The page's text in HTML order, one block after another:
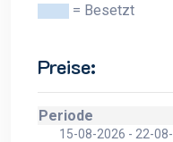
= Besetzt
Preise:
Periode
15-08-2026 - 22-